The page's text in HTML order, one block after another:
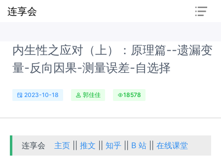
连享会
内生性之应对（上）：原理篇--遗漏变
量-反向因果-测量误差-自选择
2023-10-18 郭佳佳 18578
连享会 主页 ||推文 ||知乎 B 站 ||在线课堂